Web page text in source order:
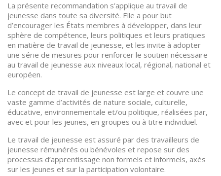
La présente recommandation s’applique au travail de
jeunesse dans toute sa diversité. Elle a pour but
d’encourager les États membres à développer, dans leur
sphère de compétence, leurs politiques et leurs pratiques
en matière de travail de jeunesse, et les invite à adopter
une série de mesures pour renforcer le soutien nécessaire
au travail de jeunesse aux niveaux local, régional, national et
européen.
Le concept de travail de jeunesse est large et couvre une
vaste gamme d’activités de nature sociale, culturelle,
éducative, environnementale et/ou politique, réalisées par,
avec et pour les jeunes, en groupes ou à titre individuel.
Le travail de jeunesse est assuré par des travailleurs de
jeunesse rémunérés ou bénévoles et repose sur des
processus d’apprentissage non formels et informels, axés
sur les jeunes et sur la participation volontaire.